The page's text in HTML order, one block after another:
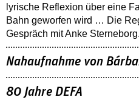
lyrische Reflexion über eine
Bahn geworfen wird … Die
Gespräch mit Anke Sterneborg.
Nahaufnahme von
80 Jahre DEFA